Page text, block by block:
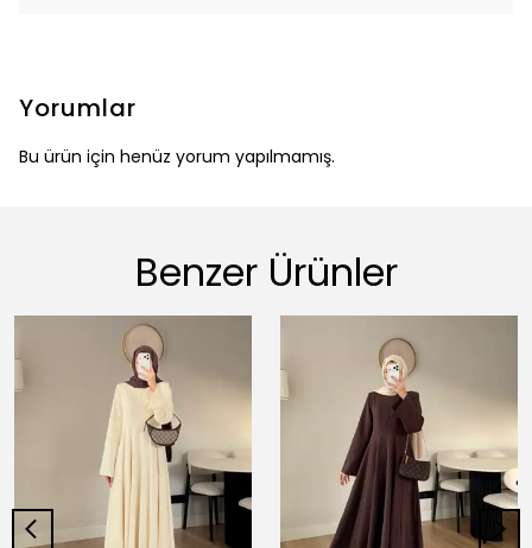
Yorumlar
Bu ürün için henüz yorum yapılmamış.
Benzer Ürünler